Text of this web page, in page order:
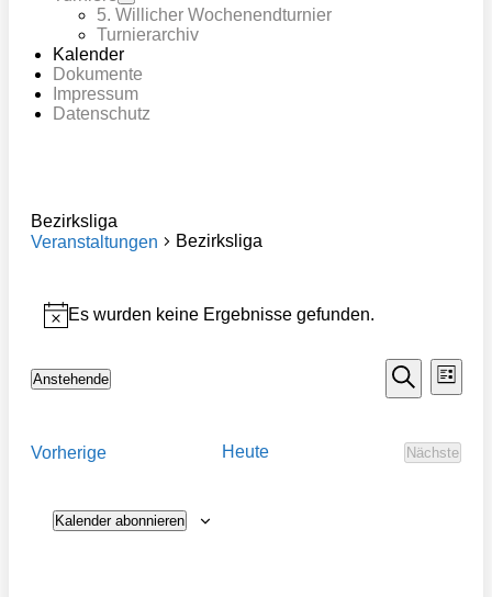
Menü-
Schalter
5. Willicher Wochenendturnier
Turnierarchiv
Kalender
Dokumente
Impressum
Datenschutz
Bezirksliga
Veranstaltungen
Bezirksliga
Hinweis
Es wurden keine Ergebnisse gefunden.
Suche
Suche
Liste
Anstehende
VorherigeVeranstaltungenHeute
Nächste
Kalender abonnieren